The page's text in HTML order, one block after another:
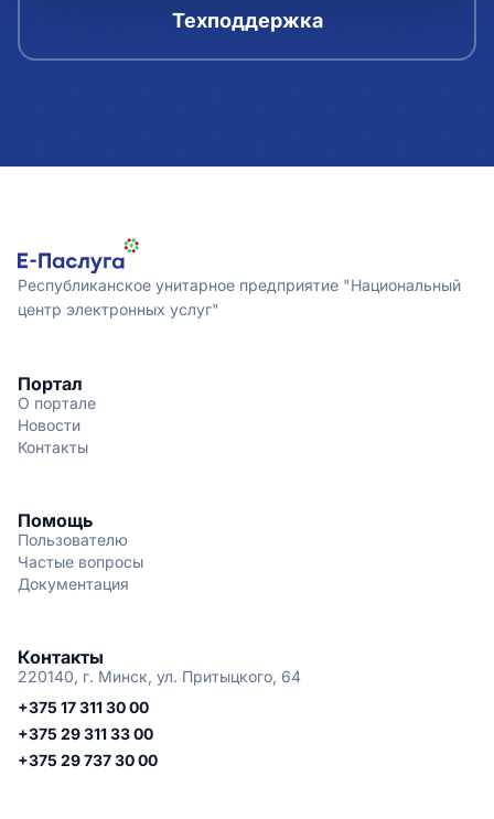
Техподдержка
Республиканское унитарное предприятие "Национальный
центр электронных услуг"
Портал
О портале
Новости
Контакты
Помощь
Пользователю
Частые вопросы
Документация
Контакты
220140, г. Минск, ул. Притыцкого, 64
+375 17 311 30 00
+375 29 311 33 00
+375 29 737 30 00